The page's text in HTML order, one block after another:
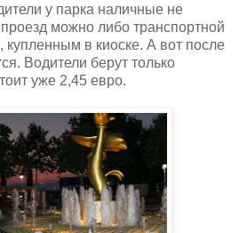
у парка наличные не
можно либо транспортной
купленным в киоске. А вот после
Водители берут только
уже 2,45 евро.